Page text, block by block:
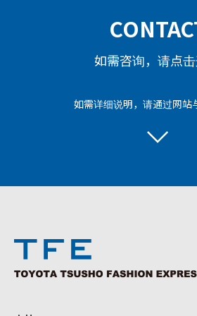
如需咨询，请点
如需详细说明，请通过网站